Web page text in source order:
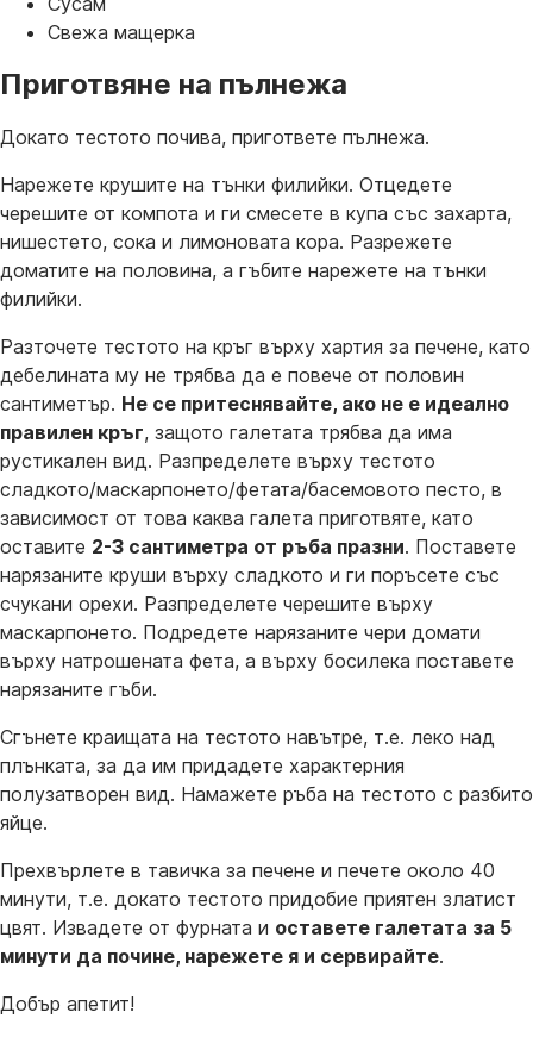
Свежа мащерка
Приготвяне на пълнежа
Докато тестото почива, пригответе пълнежа.
Нарежете крушите на тънки филийки. Отцедете
черешите от компота и ги смесете в купа със захарта,
нишестето, сока и лимоновата кора. Разрежете
доматите на половина, а гъбите нарежете на тънки
филийки.
Разточете тестото на кръг върху хартия за печене, като
дебелината му не трябва да е повече от половин
сантиметър. Не се притеснявайте, ако не е идеално
правилен кръг, защото галетата трябва да има
рустикален вид. Разпределете върху тестото
сладкото/маскарпонето/фетата/басемовото песто, в
зависимост от това каква галета приготвяте, като
оставите 2-3 сантиметра от ръба празни. Поставете
нарязаните круши върху сладкото и ги поръсете със
счукани орехи. Разпределете черешите върху
маскарпонето. Подредете нарязаните чери домати
върху натрошената фета, а върху босилека поставете
нарязаните гъби.
Сгънете краищата на тестото навътре, т.е. леко над
плънката, за да им придадете характерния
полузатворен вид. Намажете ръба на тестото с разбито
яйце.
Прехвърлете в тавичка за печене и печете около 40
минути, т.е. докато тестото придобие приятен златист
цвят. Извадете от фурната и оставете галетата за 5
минути да почине, нарежете я и сервирайте.
Добър апетит!